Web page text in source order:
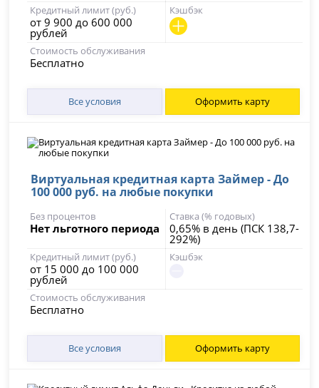
Кредитный лимит (руб.)
от 9 900 до 600 000
рублей
Кэшбэк
Стоимость обслуживания
Бесплатно
Все условия Оформить карту
Виртуальная кредитная карта Займер - До
100 000 руб. на любые покупки
Без процентов
Нет льготного периода
Ставка (% годовых)
0,65% в день (ПСК 138,7-
292%)
Кредитный лимит (руб.)
от 15 000 до 100 000
рублей
Кэшбэк
Стоимость обслуживания
Бесплатно
Все условия Оформить карту